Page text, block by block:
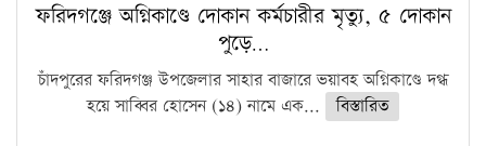
ফরিদগঞ্জে অগ্নিকাণ্ডে দোকান কর্মচারীর মৃত্যু, ৫ দোকান
পুড়ে…
চাঁদপুরের ফরিদগঞ্জ উপজেলার সাহার বাজারে ভয়াবহ অগ্নিকাণ্ডে দগ্ধ
হয়ে সাব্বির হোসেন (১৪) নামে এক...
বিস্তারিত